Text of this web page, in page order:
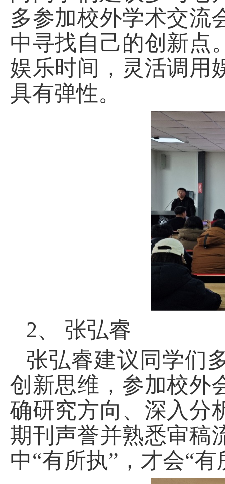
多参加校外学术交流
中寻找自己的创新点
娱乐时间，灵活调用
具有弹性。
2、 张弘睿
张弘睿建议同学们
创新思维，参加校外
确研究方向、深入分
期刊声誉并熟悉审稿
中“有所执” ，才会“有